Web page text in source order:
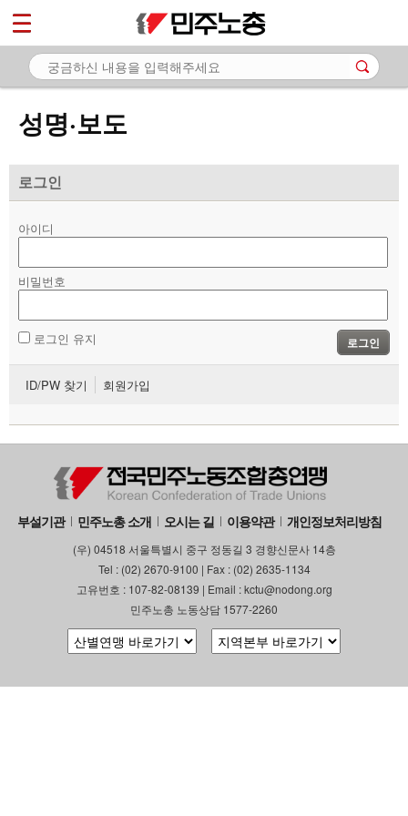
성명·보도
로그인
아이디
비밀번호
로그인 유지 로그인
ID/PW 찾기 회원가입
부설기관 민주노총 소개 오시는 길 이용약관 개인정보처리방침
(우) 04518 서울특별시 중구 정동길 3 경향신문사 14층
Tel : (02) 2670-9100 | Fax : (02) 2635-1134
고유번호 : 107-82-08139 | Email : kctu@nodong.org
민주노총 노동상담 1577-2260
마이페이지
소개
- 공지사항
- 성명·보도
자료
부설기관
업무